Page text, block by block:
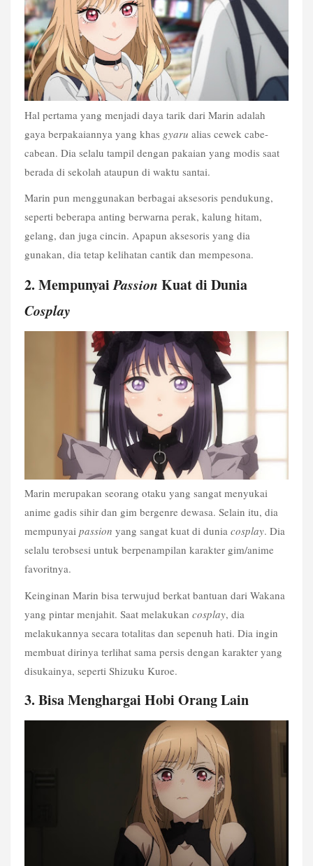
Hal pertama yang menjadi daya tarik dari Marin adalah
gaya berpakaiannya yang khas gyaru alias cewek cabe-
cabean. Dia selalu tampil dengan pakaian yang modis saat
berada di sekolah ataupun di waktu santai.
Marin pun menggunakan berbagai aksesoris pendukung,
seperti beberapa anting berwarna perak, kalung hitam,
gelang, dan juga cincin. Apapun aksesoris yang dia
gunakan, dia tetap kelihatan cantik dan mempesona.
2. Mempunyai Passion
Cosplay
Marin merupakan seorang otaku yang sangat menyukai
anime gadis sihir dan gim bergenre dewasa. Selain itu, dia
mempunyai passion yang sangat kuat di dunia cosplay. Dia
selalu terobsesi untuk berpenampilan karakter gim/anime
favoritnya.
Keinginan Marin bisa terwujud berkat bantuan dari Wakana
yang pintar menjahit. Saat melakukan cosplay, dia
melakukannya secara totalitas dan sepenuh hati. Dia ingin
membuat dirinya terlihat sama persis dengan karakter yang
disukainya, seperti Shizuku Kuroe.
3. Bisa Menghargai Hobi Orang Lain